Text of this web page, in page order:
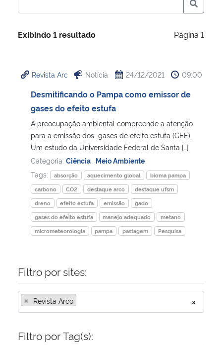
Ministério da Cidadania
Ministério de Minas e Energia
Ministério do Meio Ambiente
Ministério do Turismo
Ministério do Desenvolvimento Regional
Ministério da Mulher, da Família e dos Direitos Humanos
Secretaria-Geral
Secretaria de Governo
Exibindo 1 resultado Página 1
Revista Arc Notícia 24/12/2021 09:00
Desmitificando o Pampa como emissor de
gases do efeito estufa
A preocupação ambiental compreende a atenção
para a emissão dos gases de efeito estufa (GEE).
Um estudo da Universidade Federal de Santa […]
Categoria: Ciência Meio Ambiente
Tags:
absorção aquecimento global
bioma pampa
carbono
CO2 destaque arco
destaque ufsm
dreno
efeito estufa emissão
gado
gases do efeito estufa
manejo adequado
metano
micrometeorologia
pampa pastagem Pesquisa
Filtro por sites:
×
× Revista Arco
Filtro por Tag(s):